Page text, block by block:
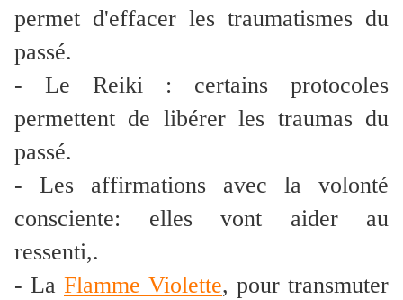
permet d'effacer les traumatismes du
passé.
- Le Reiki : certains protocoles
permettent de libérer les traumas du
passé.
- Les affirmations avec la volonté
consciente: ellesvont aider au
ressenti,.
- La Flamme Violette, pour transmuter